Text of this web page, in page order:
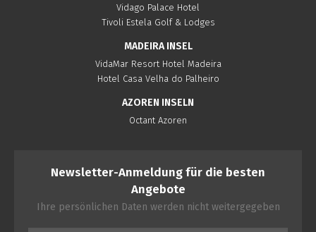
Vidago Palace Hotel
Tivoli Estela Golf & Lodges
MADEIRA INSEL
VidaMar Resort Hotel Madeira
Hotel Casa Velha do Palheiro
AZOREN INSELN
Octant Azoren
Newsletter-Anmeldung für die besten
Angebote
Ihre persönlichen Daten werden nicht weitergegeben